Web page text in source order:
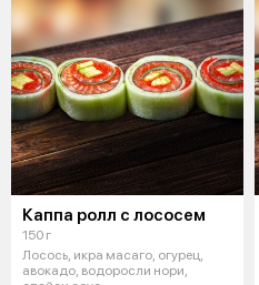
Каппа ролл с лососем
150 г
Лосось, икра масаго, огурец,
авокадо, водоросли нори,